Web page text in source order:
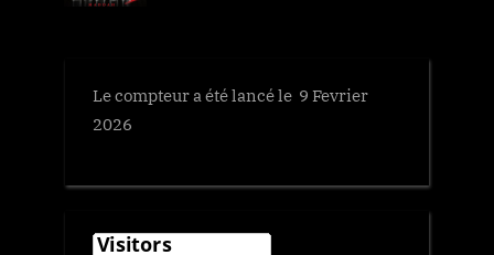
Le compteur a été lancé le 9 Fevrier
2026